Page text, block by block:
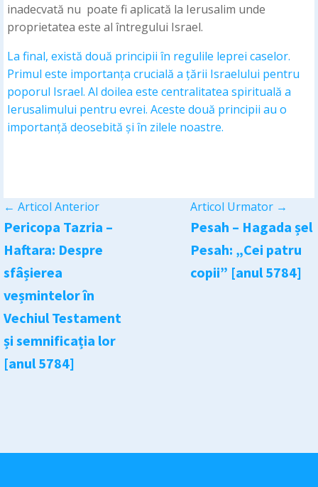
inadecvată nu poate fi aplicată la Ierusalim unde
proprietatea este al întregului Israel.
La final, există două principii în regulile leprei caselor.
Primul este importanța crucială a țării Israelului pentru
poporul Israel. Al doilea este centralitatea spirituală a
Ierusalimului pentru evrei. Aceste două principii au o
importanță deosebită și în zilele noastre.
← Articol Anterior
Pericopa Tazria –
Haftara: Despre
sfâșierea
veșmintelor în
Vechiul Testament
și semnificația lor
[anul 5784]
Articol Urmator →
Pesah – Hagada șel
Pesah: „Cei patru
copii” [anul 5784]